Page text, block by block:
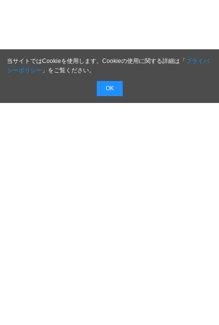
当サイトではCookieを使用します。Cookieの使用に関する詳細は「プライバ
シーポリシー 」をご覧ください。
OK